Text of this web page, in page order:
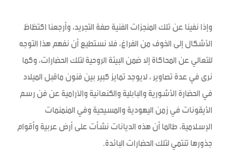
وإذا نفينا عن تلك المنجزات الفنية صفة التجريد، وأرجعنا اكتظاظ
الأشكال إلى الخوف من الفراغ، فلا نستطيع أن نفهم هذا التوجه
للتعالي عن المحاكاة إلا ضمن البيئة الروحية لتلك الحضارات، وكما
نرى في عدة تصاوير ، لايوجد تمايز كبير بين فنون ماقبل الميلاد
في الحضارة الأشورية والبابلية والكنعانية والآرامية عن فن رسم
الأيقونات في زمن اليهودية والمسيحية وفي المنمنمات
الإسلامية، طالما أن هذه الديانات نشأت على أرض عربية وأقوام
جذورها تنتمي لتلك الحضارات البائدة.